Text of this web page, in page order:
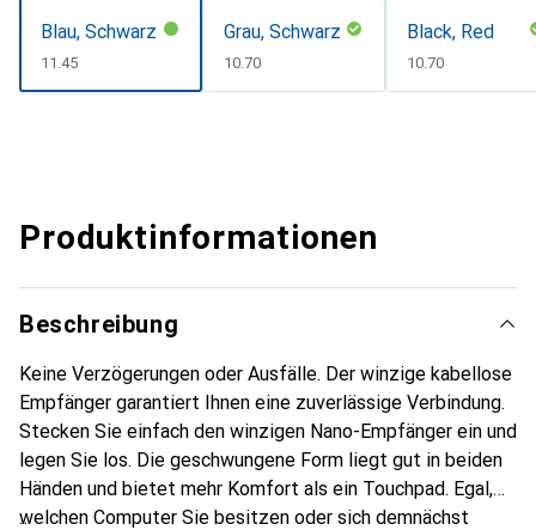
Blau, Schwarz
CHF
11.45
Grau, Schwarz
CHF
10.70
Black, Red
CHF
10.70
Produktinformationen
Beschreibung
Keine Verzögerungen oder Ausfälle. Der winzige kabellose
Empfänger garantiert Ihnen eine zuverlässige Verbindung.
Stecken Sie einfach den winzigen Nano-Empfänger ein und
legen Sie los. Die geschwungene Form liegt gut in beiden
Händen und bietet mehr Komfort als ein Touchpad. Egal,
welchen Computer Sie besitzen oder sich demnächst